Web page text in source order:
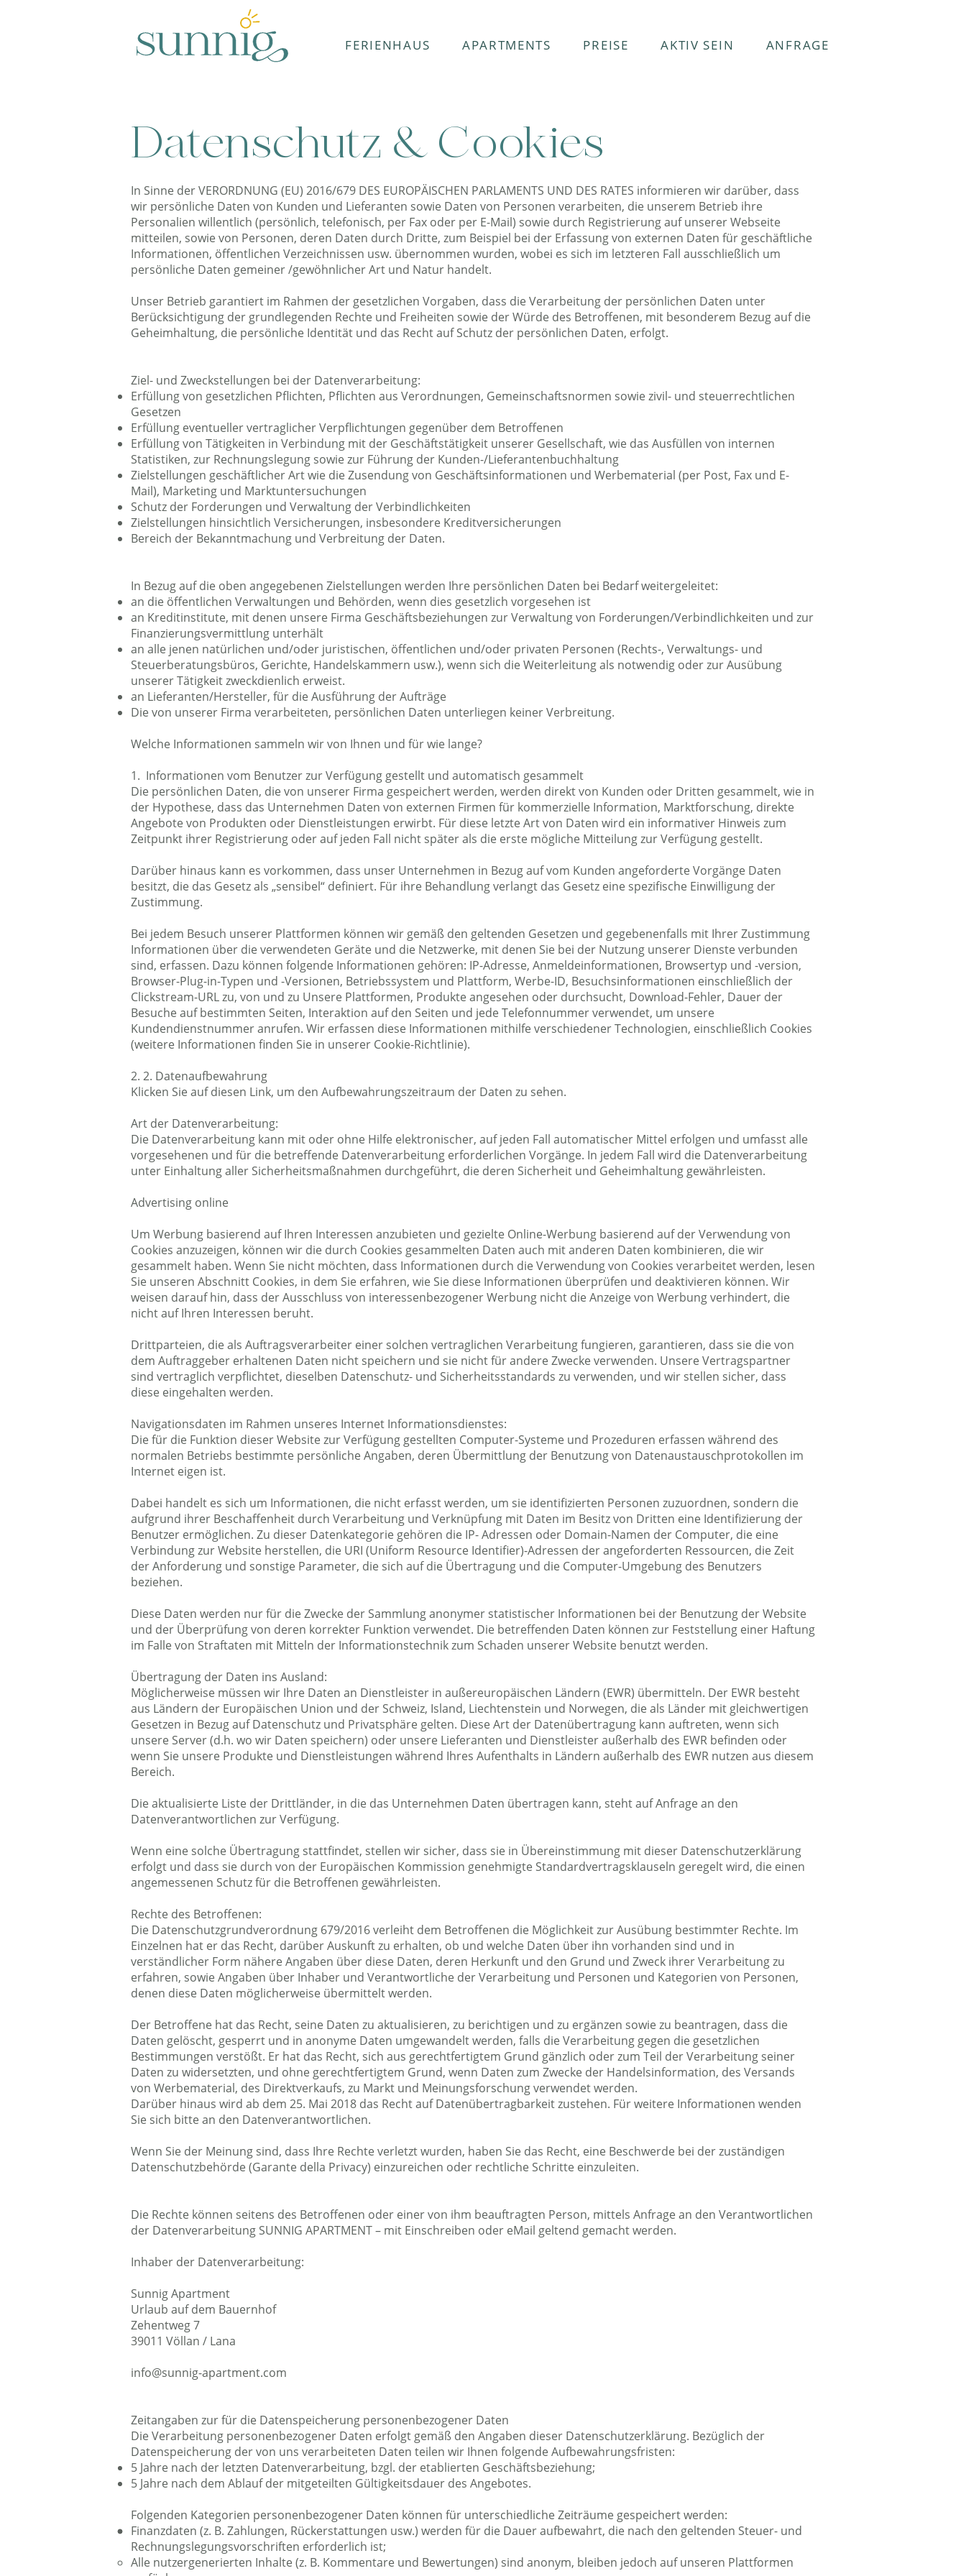
FERIENHAUS APARTMENTS PREISE AKTIV SEIN ANFRAGE
Datenschutz & Cookies
In Sinne der VERORDNUNG (EU) 2016/679 DES EUROPÄISCHEN PARLAMENTS UND DES RATES informieren wir darüber, dass
wir persönliche Daten von Kunden und Lieferanten sowie Daten von Personen verarbeiten, die unserem Betrieb ihre
Personalien willentlich (persönlich, telefonisch, per Fax oder per E-Mail) sowie durch Registrierung auf unserer Webseite
mitteilen, sowie von Personen, deren Daten durch Dritte, zum Beispiel bei der Erfassung von externen Daten für geschäftliche
Informationen, öffentlichen Verzeichnissen usw. übernommen wurden, wobei es sich im letzteren Fall ausschließlich um
persönliche Daten gemeiner /gewöhnlicher Art und Natur handelt.
Unser Betrieb garantiert im Rahmen der gesetzlichen Vorgaben, dass die Verarbeitung der persönlichen Daten unter
Berücksichtigung der grundlegenden Rechte und Freiheiten sowie der Würde des Betroffenen, mit besonderem Bezug auf die
Geheimhaltung, die persönliche Identität und das Recht auf Schutz der persönlichen Daten, erfolgt.
Ziel- und Zweckstellungen bei der Datenverarbeitung:
Erfüllung von gesetzlichen Pflichten, Pflichten aus Verordnungen, Gemeinschaftsnormen sowie zivil- und steuerrechtlichen
Gesetzen
Erfüllung eventueller vertraglicher Verpflichtungen gegenüber dem Betroffenen
Erfüllung von Tätigkeiten in Verbindung mit der Geschäftstätigkeit unserer Gesellschaft, wie das Ausfüllen von internen
Statistiken, zur Rechnungslegung sowie zur Führung der Kunden-/Lieferantenbuchhaltung
Zielstellungen geschäftlicher Art wie die Zusendung von Geschäftsinformationen und Werbematerial (per Post, Fax und E-
Mail), Marketing und Marktuntersuchungen
Schutz der Forderungen und Verwaltung der Verbindlichkeiten
Zielstellungen hinsichtlich Versicherungen, insbesondere Kreditversicherungen
Bereich der Bekanntmachung und Verbreitung der Daten.
In Bezug auf die oben angegebenen Zielstellungen werden Ihre persönlichen Daten bei Bedarf weitergeleitet:
an die öffentlichen Verwaltungen und Behörden, wenn dies gesetzlich vorgesehen ist
an Kreditinstitute, mit denen unsere Firma Geschäftsbeziehungen zur Verwaltung von Forderungen/Verbindlichkeiten und zur
Finanzierungsvermittlung unterhält
an alle jenen natürlichen und/oder juristischen, öffentlichen und/oder privaten Personen (Rechts-, Verwaltungs- und
Steuerberatungsbüros, Gerichte, Handelskammern usw.), wenn sich die Weiterleitung als notwendig oder zur Ausübung
unserer Tätigkeit zweckdienlich erweist.
an Lieferanten/Hersteller, für die Ausführung der Aufträge
Die von unserer Firma verarbeiteten, persönlichen Daten unterliegen keiner Verbreitung.
Welche Informationen sammeln wir von Ihnen und für wie lange?
1. Informationen vom Benutzer zur Verfügung gestellt und automatisch gesammelt
Die persönlichen Daten, die von unserer Firma gespeichert werden, werden direkt von Kunden oder Dritten gesammelt, wie in
der Hypothese, dass das Unternehmen Daten von externen Firmen für kommerzielle Information, Marktforschung, direkte
Angebote von Produkten oder Dienstleistungen erwirbt. Für diese letzte Art von Daten wird ein informativer Hinweis zum
Zeitpunkt ihrer Registrierung oder auf jeden Fall nicht später als die erste mögliche Mitteilung zur Verfügung gestellt.
Darüber hinaus kann es vorkommen, dass unser Unternehmen in Bezug auf vom Kunden angeforderte Vorgänge Daten
besitzt, die das Gesetz als „sensibel“ definiert. Für ihre Behandlung verlangt das Gesetz eine spezifische Einwilligung der
Zustimmung.
Bei jedem Besuch unserer Plattformen können wir gemäß den geltenden Gesetzen und gegebenenfalls mit Ihrer Zustimmung
Informationen über die verwendeten Geräte und die Netzwerke, mit denen Sie bei der Nutzung unserer Dienste verbunden
sind, erfassen. Dazu können folgende Informationen gehören: IP-Adresse, Anmeldeinformationen, Browsertyp und -version,
Browser-Plug-in-Typen und -Versionen, Betriebssystem und Plattform, Werbe-ID, Besuchsinformationen einschließlich der
Clickstream-URL zu, von und zu Unsere Plattformen, Produkte angesehen oder durchsucht, Download-Fehler, Dauer der
Besuche auf bestimmten Seiten, Interaktion auf den Seiten und jede Telefonnummer verwendet, um unsere
Kundendienstnummer anrufen. Wir erfassen diese Informationen mithilfe verschiedener Technologien, einschließlich Cookies
(weitere Informationen finden Sie in unserer Cookie-Richtlinie).
2. 2. Datenaufbewahrung
Klicken Sie auf diesen Link, um den Aufbewahrungszeitraum der Daten zu sehen.
Art der Datenverarbeitung:
Die Datenverarbeitung kann mit oder ohne Hilfe elektronischer, auf jeden Fall automatischer Mittel erfolgen und umfasst alle
vorgesehenen und für die betreffende Datenverarbeitung erforderlichen Vorgänge. In jedem Fall wird die Datenverarbeitung
unter Einhaltung aller Sicherheitsmaßnahmen durchgeführt, die deren Sicherheit und Geheimhaltung gewährleisten.
Advertising online
Um Werbung basierend auf Ihren Interessen anzubieten und gezielte Online-Werbung basierend auf der Verwendung von
Cookies anzuzeigen, können wir die durch Cookies gesammelten Daten auch mit anderen Daten kombinieren, die wir
gesammelt haben. Wenn Sie nicht möchten, dass Informationen durch die Verwendung von Cookies verarbeitet werden, lesen
Sie unseren Abschnitt Cookies, in dem Sie erfahren, wie Sie diese Informationen überprüfen und deaktivieren können. Wir
weisen darauf hin, dass der Ausschluss von interessenbezogener Werbung nicht die Anzeige von Werbung verhindert, die
nicht auf Ihren Interessen beruht.
Drittparteien, die als Auftragsverarbeiter einer solchen vertraglichen Verarbeitung fungieren, garantieren, dass sie die von
dem Auftraggeber erhaltenen Daten nicht speichern und sie nicht für andere Zwecke verwenden. Unsere Vertragspartner
sind vertraglich verpflichtet, dieselben Datenschutz- und Sicherheitsstandards zu verwenden, und wir stellen sicher, dass
diese eingehalten werden.
Navigationsdaten im Rahmen unseres Internet Informationsdienstes:
Die für die Funktion dieser Website zur Verfügung gestellten Computer-Systeme und Prozeduren erfassen während des
normalen Betriebs bestimmte persönliche Angaben, deren Übermittlung der Benutzung von Datenaustauschprotokollen im
Internet eigen ist.
Dabei handelt es sich um Informationen, die nicht erfasst werden, um sie identifizierten Personen zuzuordnen, sondern die
aufgrund ihrer Beschaffenheit durch Verarbeitung und Verknüpfung mit Daten im Besitz von Dritten eine Identifizierung der
Benutzer ermöglichen. Zu dieser Datenkategorie gehören die IP- Adressen oder Domain-Namen der Computer, die eine
Verbindung zur Website herstellen, die URI (Uniform Resource Identifier)-Adressen der angeforderten Ressourcen, die Zeit
der Anforderung und sonstige Parameter, die sich auf die Übertragung und die Computer-Umgebung des Benutzers
beziehen.
Diese Daten werden nur für die Zwecke der Sammlung anonymer statistischer Informationen bei der Benutzung der Website
und der Überprüfung von deren korrekter Funktion verwendet. Die betreffenden Daten können zur Feststellung einer Haftung
im Falle von Straftaten mit Mitteln der Informationstechnik zum Schaden unserer Website benutzt werden.
Übertragung der Daten ins Ausland:
Möglicherweise müssen wir Ihre Daten an Dienstleister in außereuropäischen Ländern (EWR) übermitteln. Der EWR besteht
aus Ländern der Europäischen Union und der Schweiz, Island, Liechtenstein und Norwegen, die als Länder mit gleichwertigen
Gesetzen in Bezug auf Datenschutz und Privatsphäre gelten. Diese Art der Datenübertragung kann auftreten, wenn sich
unsere Server (d.h. wo wir Daten speichern) oder unsere Lieferanten und Dienstleister außerhalb des EWR befinden oder
wenn Sie unsere Produkte und Dienstleistungen während Ihres Aufenthalts in Ländern außerhalb des EWR nutzen aus diesem
Bereich.
Die aktualisierte Liste der Drittländer, in die das Unternehmen Daten übertragen kann, steht auf Anfrage an den
Datenverantwortlichen zur Verfügung.
Wenn eine solche Übertragung stattfindet, stellen wir sicher, dass sie in Übereinstimmung mit dieser Datenschutzerklärung
erfolgt und dass sie durch von der Europäischen Kommission genehmigte Standardvertragsklauseln geregelt wird, die einen
angemessenen Schutz für die Betroffenen gewährleisten.
Rechte des Betroffenen:
Die Datenschutzgrundverordnung 679/2016 verleiht dem Betroffenen die Möglichkeit zur Ausübung bestimmter Rechte. Im
Einzelnen hat er das Recht, darüber Auskunft zu erhalten, ob und welche Daten über ihn vorhanden sind und in
verständlicher Form nähere Angaben über diese Daten, deren Herkunft und den Grund und Zweck ihrer Verarbeitung zu
erfahren, sowie Angaben über Inhaber und Verantwortliche der Verarbeitung und Personen und Kategorien von Personen,
denen diese Daten möglicherweise übermittelt werden.
Der Betroffene hat das Recht, seine Daten zu aktualisieren, zu berichtigen und zu ergänzen sowie zu beantragen, dass die
Daten gelöscht, gesperrt und in anonyme Daten umgewandelt werden, falls die Verarbeitung gegen die gesetzlichen
Bestimmungen verstößt. Er hat das Recht, sich aus gerechtfertigtem Grund gänzlich oder zum Teil der Verarbeitung seiner
Daten zu widersetzten, und ohne gerechtfertigtem Grund, wenn Daten zum Zwecke der Handelsinformation, des Versands
von Werbematerial, des Direktverkaufs, zu Markt und Meinungsforschung verwendet werden.
Darüber hinaus wird ab dem 25. Mai 2018 das Recht auf Datenübertragbarkeit zustehen. Für weitere Informationen wenden
Sie sich bitte an den Datenverantwortlichen.
Wenn Sie der Meinung sind, dass Ihre Rechte verletzt wurden, haben Sie das Recht, eine Beschwerde bei der zuständigen
Datenschutzbehörde (Garante della Privacy) einzureichen oder rechtliche Schritte einzuleiten.
Die Rechte können seitens des Betroffenen oder einer von ihm beauftragten Person, mittels Anfrage an den Verantwortlichen
der Datenverarbeitung SUNNIG APARTMENT – mit Einschreiben oder eMail geltend gemacht werden.
Inhaber der Datenverarbeitung:
Sunnig Apartment
Urlaub auf dem Bauernhof
Zehentweg 7
39011 Völlan / Lana
info@sunnig-apartment.com
Zeitangaben zur für die Datenspeicherung personenbezogener Daten
Die Verarbeitung personenbezogener Daten erfolgt gemäß den Angaben dieser Datenschutzerklärung. Bezüglich der
Datenspeicherung der von uns verarbeiteten Daten teilen wir Ihnen folgende Aufbewahrungsfristen:
5 Jahre nach der letzten Datenverarbeitung, bzgl. der etablierten Geschäftsbeziehung;
5 Jahre nach dem Ablauf der mitgeteilten Gültigkeitsdauer des Angebotes.
Folgenden Kategorien personenbezogener Daten können für unterschiedliche Zeiträume gespeichert werden:
Finanzdaten (z. B. Zahlungen, Rückerstattungen usw.) werden für die Dauer aufbewahrt, die nach den geltenden Steuer- und
Rechnungslegungsvorschriften erforderlich ist;
Alle nutzergenerierten Inhalte (z. B. Kommentare und Bewertungen) sind anonym, bleiben jedoch auf unseren Plattformen